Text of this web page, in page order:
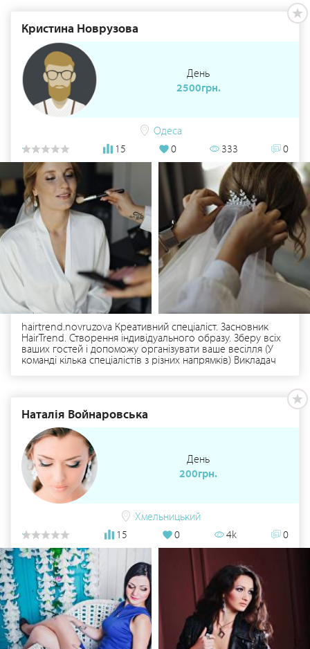
Кристина Новрузова
День
2500грн.
Одеса
15
0 333 0
hairtrend.novruzova Креативний спеціаліст. Засновник
HairTrend. Створення індивідуального образу. Зберу всіх
ваших гостей і допоможу організувати ваше весілля (У
команді кілька спеціалістів з різних напрямків) Викладач
Наталiя Войнаровська
День
200грн.
Хмельницький
15
0 4k 0